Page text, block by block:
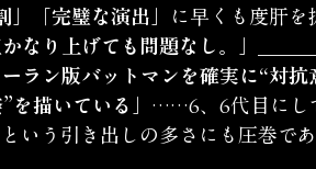
」「完璧な演出」
に早くも度肝を
かなり上げても問題なし。」
＿＿
ーラン版バットマンを確実に“対抗
描いている」 ……6、6代目にし
いう引き出しの多さにも圧巻であ